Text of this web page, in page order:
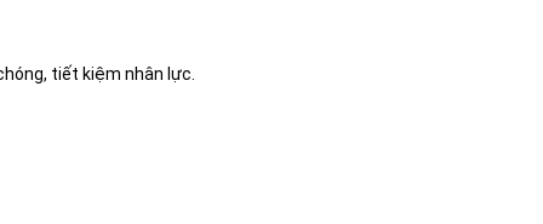
tiết kiệm nhân lực.